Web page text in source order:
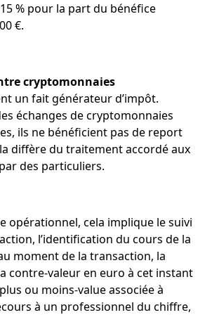
% pour la part du bénéfice
€.
cryptomonnaies
un fait générateur d’impôt.
échanges de cryptomonnaies
ils ne bénéficient pas de report
diffère du traitement accordé aux
des particuliers.
opérationnel, cela implique le suivi
l’identification du cours de la
moment de la transaction, la
contre-valeur en euro à cet instant
ou moins-value associée à
à un professionnel du chiffre,